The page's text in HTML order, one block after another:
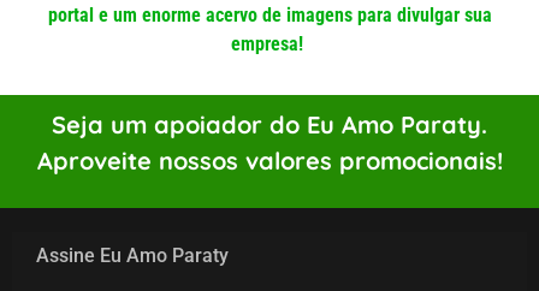
portal e um enorme acervo de imagens para divulgar sua
empresa!
Seja um apoiador do Eu Amo Paraty.
Aproveite nossos valores promocionais!
Assine Eu Amo Paraty